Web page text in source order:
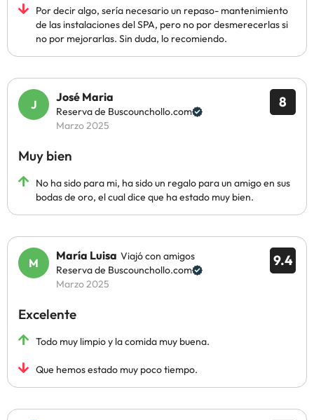
Por decir algo, sería necesario un repaso- mantenimiento
de las instalaciones del SPA, pero no por desmerecerlas si
no por mejorarlas. Sin duda, lo recomiendo.
8
José Maria
Reserva de Buscounchollo.com
Marzo 2025
Muy bien
No ha sido para mi, ha sido un regalo para un amigo en sus
bodas de oro, el cual dice que ha estado muy bien.
9.4
María Luisa Viajó con amigos
Reserva de Buscounchollo.com
Marzo 2025
Excelente
Todo muy limpio y la comida muy buena.
Que hemos estado muy poco tiempo.